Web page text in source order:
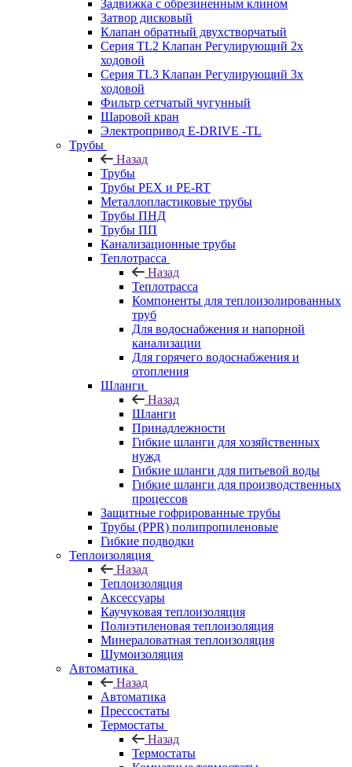
Задвижка с обрезиненным клином
Затвор дисковый
Клапан обратный двухстворчатый
Серия TL2 Клапан Регулирующий 2х
ходовой
Серия TL3 Клапан Регулирующий 3х
ходовой
Фильтр сетчатый чугунный
Шаровой кран
Электропривод E-DRIVE -TL
Трубы
Назад
Трубы
Трубы PEX и PE-RT
Металлопластиковые трубы
Трубы ПНД
Трубы ПП
Канализационные трубы
Теплотрасса
Назад
Теплотрасса
Компоненты для теплоизолированных
труб
Для водоснабжения и напорной
канализации
Для горячего водоснабжения и
отопления
Шланги
Назад
Шланги
Принадлежности
Гибкие шланги для хозяйственных
нужд
Гибкие шланги для питьевой воды
Гибкие шланги для производственных
процессов
Защитные гофрированные трубы
Трубы (РРR) полипропиленовые
Гибкие подводки
Теплоизоляция
Назад
Теплоизоляция
Аксессуары
Каучуковая теплоизоляция
Полиэтиленовая теплоизоляция
Минераловатная теплоизоляция
Шумоизоляция
Автоматика
Назад
Автоматика
Прессостаты
Термостаты
Назад
Термостаты